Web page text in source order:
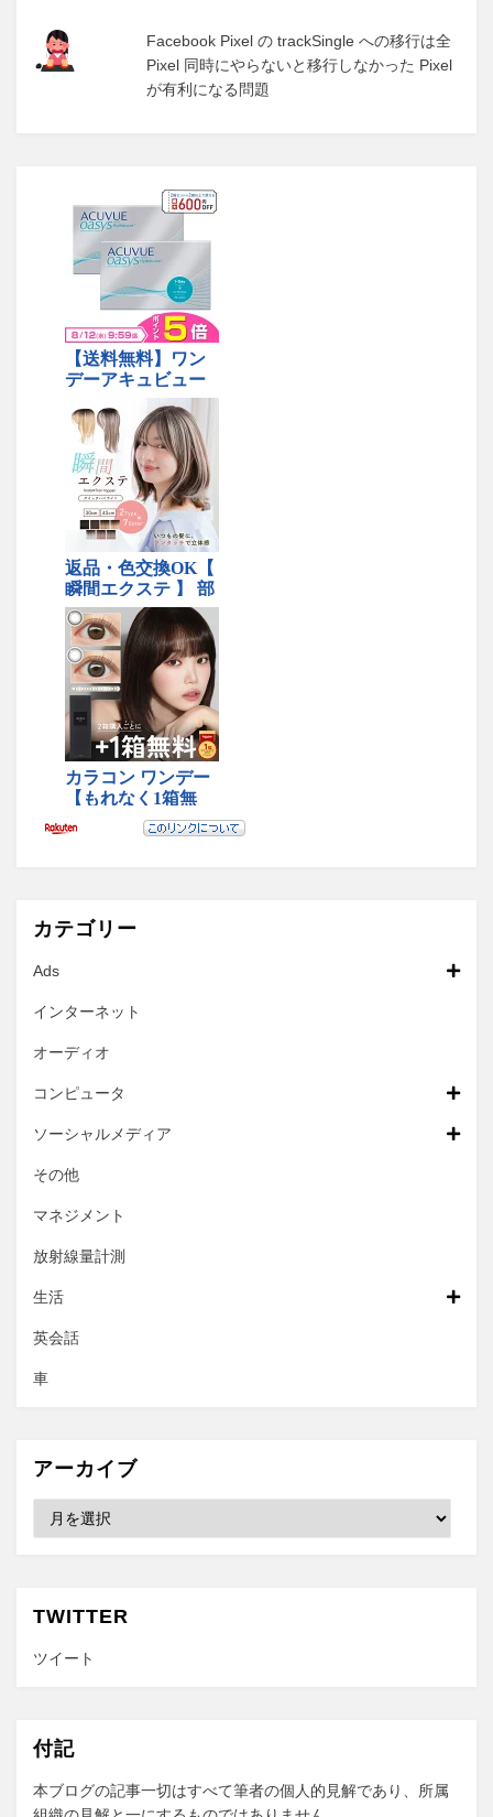
Facebook Pixel の trackSingle への移行は全
Pixel 同時にやらないと移行しなかった Pixel
が有利になる問題
カテゴリー
Ads
インターネット
オーディオ
コンピュータ
ソーシャルメディア
その他
マネジメント
放射線量計測
生活
英会話
車
アーカイブ
ブ
TWITTER
ツイート
付記
本ブログの記事一切はすべて筆者の個人的見解であり、所属